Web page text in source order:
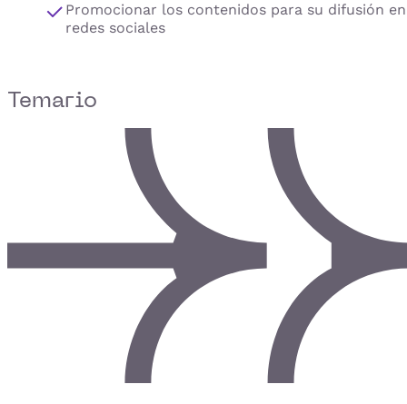
Promocionar los contenidos para su difusión en
redes sociales
Temario